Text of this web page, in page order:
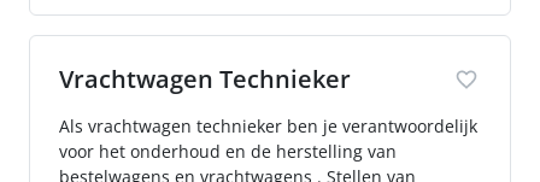
Vrachtwagen Technieker
Als vrachtwagen technieker ben je verantwoordelijk
voor het onderhoud en de herstelling van
bestelwagens en vrachtwagens . Stellen van